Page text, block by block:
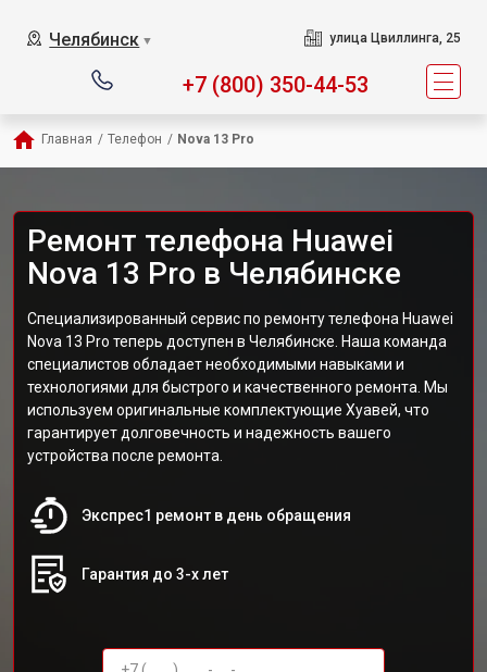
Челябинск ▼ улица Цвиллинга, 25
+7 (800) 350-44-53
Главная / Телефон / Nova 13 Pro
Ремонт телефона Huawei
Nova 13 Pro в Челябинске
Специализированный сервис по ремонту телефона Huawei
Nova 13 Pro теперь доступен в Челябинске. Наша команда
специалистов обладает необходимыми навыками и
технологиями для быстрого и качественного ремонта. Мы
используем оригинальные комплектующие Хуавей, что
гарантирует долговечность и надежность вашего
устройства после ремонта.
Экспрес1 ремонт в день обращения
Гарантия до 3-х лет